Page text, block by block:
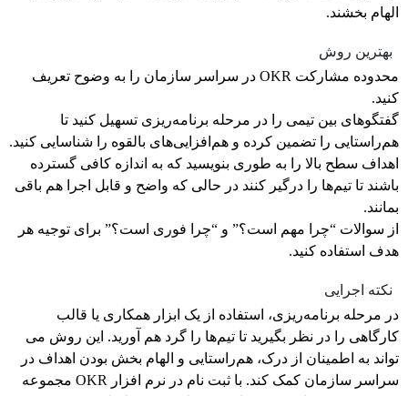
الهام بخشند.
بهترین روش
محدوده مشارکت OKR در سراسر سازمان را به وضوح تعریف
کنید.
گفتگوهای بین تیمی را در مرحله برنامه‌ریزی تسهیل کنید تا
هم‌راستایی را تضمین کرده و هم‌افزایی‌های بالقوه را شناسایی کنید.
اهداف سطح بالا را به طوری بنویسید که به اندازه کافی گسترده
باشند تا تیم‌ها را درگیر کنند در حالی که واضح و قابل اجرا هم باقی
بمانند.
از سوالات “چرا مهم است؟” و “چرا فوری است؟” برای توجیه هر
هدف استفاده کنید.
نکته اجرایی
در مرحله برنامه‌ریزی، استفاده از یک ابزار همکاری یا قالب
کارگاهی را در نظر بگیرید تا تیم‌ها را گرد هم آورید. این روش می
تواند به اطمینان از درک، هم‌راستایی و الهام بخش بودن اهداف در
سراسر سازمان کمک کند. با ثبت نام در نرم افزار OKR مجموعه